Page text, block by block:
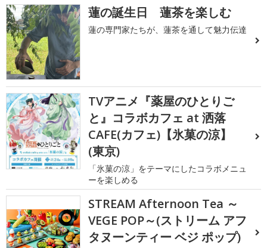
蓮の誕生日 蓮茶を楽しむ
蓮の専門家たちが、蓮茶を通して魅力伝達
TVアニメ『薬屋のひとりご
と』コラボカフェ at 洒落
CAFE(カフェ)【氷菓の涼】
(東京)
「氷菓の涼」をテーマにしたコラボメニュ
ーを楽しめる
STREAM Afternoon Tea ～
VEGE POP～(ストリーム アフ
タヌーンティー ベジ ポップ)